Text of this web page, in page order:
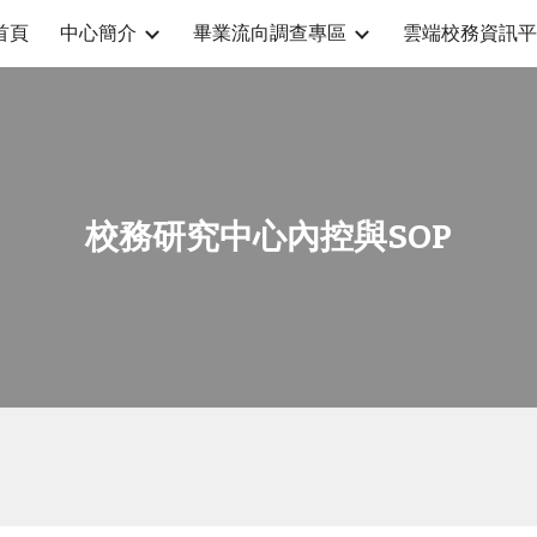
to main content Skip to
頁 中心簡介 畢業流向調查專區 雲端校務資訊
校務研究中心內控與SOP